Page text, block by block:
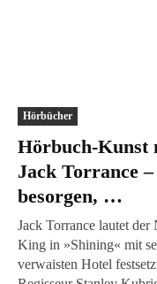
Hörbücher
Hörbuch-Kunst
Jack Torrance
besorgen, …
Jack Torrance lautet der
King in »Shining« mit
verwaisten Hotel